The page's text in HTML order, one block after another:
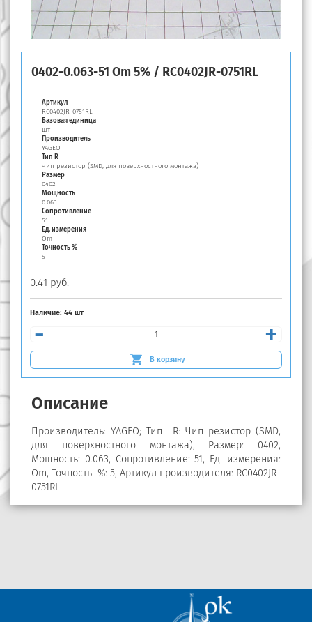
0402-0.063-51 Om 5% / RC0402JR-0751RL
Артикул
RC0402JR-0751RL
Базовая единица
шт
Производитель
YAGEO
Тип R
Чип резистор (SMD, для поверхностного монтажа)
Размер
0402
Мощность
0.063
Сопротивление
51
Ед. измерения
Om
Точность %
5
0.41 руб.
Наличие: 44 шт
- +
В корзину
Описание
Производитель: YAGEO; Тип R: Чип резистор (SMD,
для поверхностного монтажа), Размер: 0402,
Мощность: 0.063, Сопротивление: 51, Ед. измерения:
Om, Точность %: 5, Артикул производителя: RC0402JR-
0751RL